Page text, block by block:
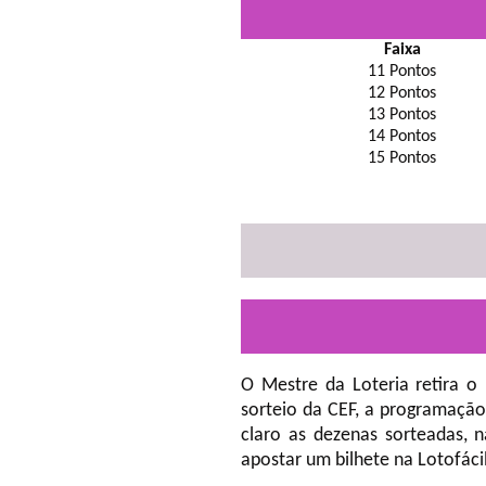
Faixa
11 Pontos
12 Pontos
13 Pontos
14 Pontos
15 Pontos
O Mestre da Loteria retira o
sorteio da CEF, a
claro as dezenas sorteadas,
apostar um bilhete na